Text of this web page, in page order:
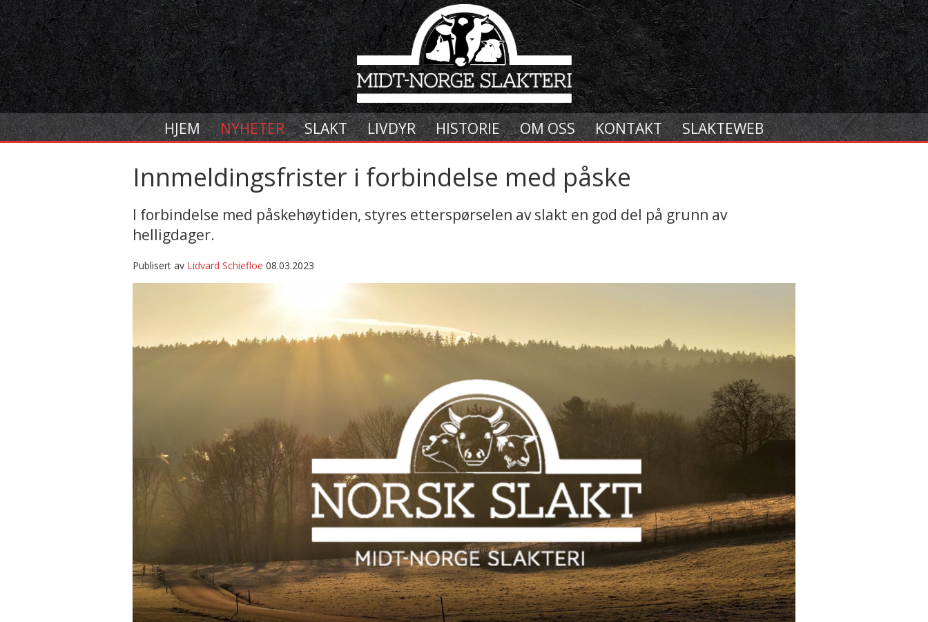
HJEM NYHETER SLAKT LIVDYR HISTORIE OM OSS KONTAKT SLAKTEWEB
Innmeldingsfrister i forbindelse med påske
I forbindelse med påskehøytiden, styres etterspørselen av slakt en god del på grunn av
helligdager.
Publisert av Lidvard Schiefloe 08.03.2023